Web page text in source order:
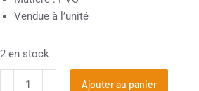
Vendue à l’unité
2 en stock
Ajouter au panier